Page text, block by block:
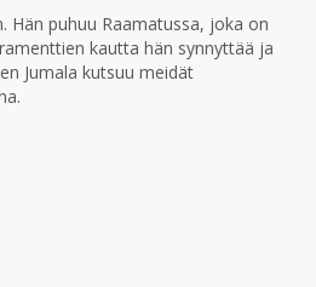
Hän puhuu Raamatussa, joka on
kautta hän synnyttää ja
Jumala kutsuu meidät